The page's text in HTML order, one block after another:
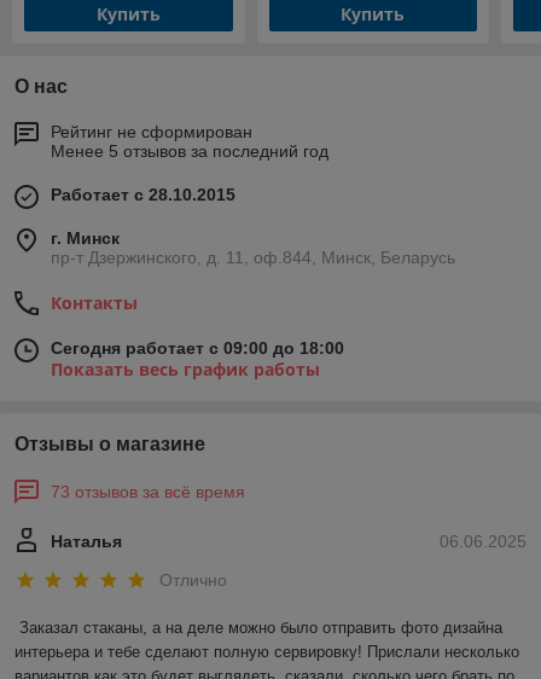
Купить Купить
О нас
Рейтинг не сформирован
Менее 5 отзывов за последний год
Работает с 28.10.2015
г. Минск
пр-т Дзержинского, д. 11, оф.844, Минск, Беларусь
Контакты
Сегодня работает с 09:00 до 18:00
Показать весь график работы
Отзывы о магазине
73 отзывов за всё время
06.06.2025
Наталья
Отлично
Заказал стаканы, а на деле можно было отправить фото дизайна
интерьера и тебе сделают полную сервировку! Прислали несколько